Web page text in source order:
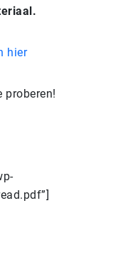
hier
proberen!